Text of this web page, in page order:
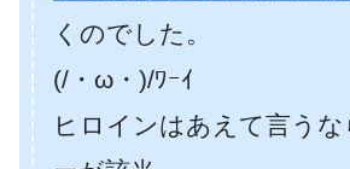
くのでした。
(/・ω・)/ﾜｰｲ
ヒロインはあえて言うな